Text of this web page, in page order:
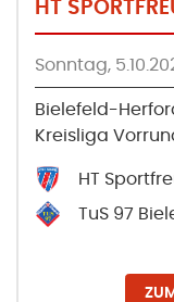
HT
Sonntag,
Bielefeld-
Kreisliga
HT
TuS 97